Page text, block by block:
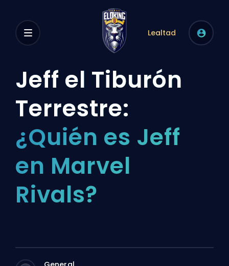
Lealtad
Jeff el Tiburón
Terrestre:
¿Quién es Jeff
en Marvel
Rivals?